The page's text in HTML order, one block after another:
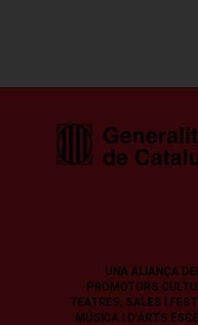
UNA ALIANÇA
PROMOTORS
TEATRES, SALES I
MÚSICA I D’ARTS